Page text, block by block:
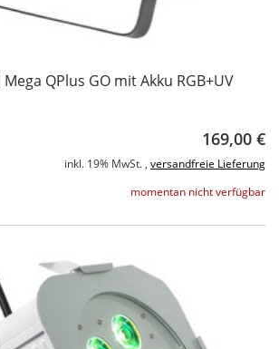
QPlus GO mit Akku RGB+UV
169,00 €
inkl. 19% MwSt. , versandfreie Lieferung
momentan nicht verfügbar